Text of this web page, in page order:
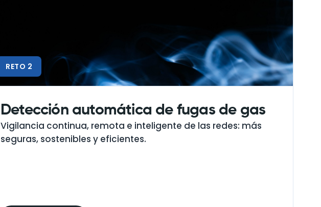
RETO 2
Detección automática de fugas de gas
Vigilancia continua, remota e inteligente de las redes: más
seguras, sostenibles y eficientes.